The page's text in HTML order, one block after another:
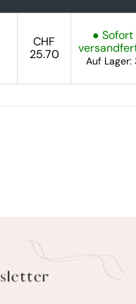
CHF
25.70
● Sofort
Auf Lager: